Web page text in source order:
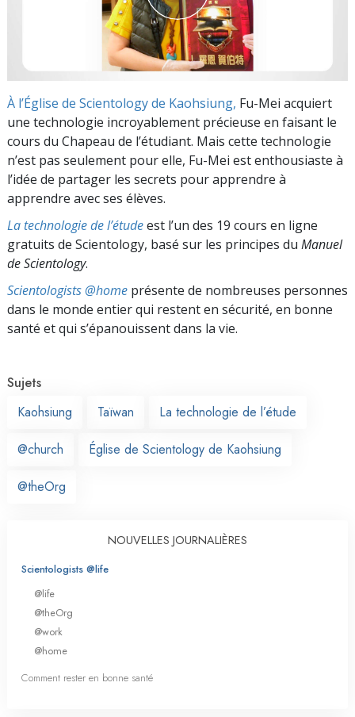
À l’Église de Scientology de Kaohsiung, Fu-Mei acquiert
une technologie incroyablement précieuse en faisant le
cours du Chapeau de l’étudiant. Mais cette technologie
n’est pas seulement pour elle, Fu-Mei est enthousiaste à
l’idée de partager les secrets pour apprendre à
apprendre avec ses élèves.
La technologie de l’étudeest l’un des 19 cours en ligne
gratuits de Scientology, basé sur les principes du Manuel
de Scientology.
Scientologists @home présente de nombreuses personnes
dans le monde entier qui restent en sécurité, en bonne
santé et qui s’épanouissent dans la vie.
Sujets
Kaohsiung
Taïwan La technologie de l’étude
@church Église de Scientology de Kaohsiung
@theOrg
NOUVELLES JOURNALIÈRES
Scientologists @life
@life
@theOrg
@work
@home
Comment rester en bonne santé